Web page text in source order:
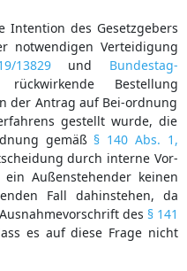
Intention des Gesetzgebers
notwendigen Verteidigung
13829 und Bundestag-
Bestellung
der Antrag auf Bei-ordnung
gestellt wurde, die
gemäß § 140 Abs. 1,
durch interne Vor-
Außenstehender keinen
Fall dahinstehen, da
des § 141
es auf diese Frage nicht